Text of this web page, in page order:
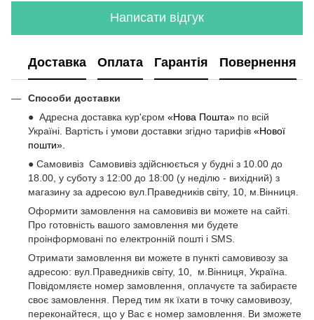
Написати відгук
Доставка Оплата Гарантія Повернення
Способи доставки
● Адресна доставка кур'єром «Нова Пошта» по всій
Україні. Вартість і умови доставки згідно тарифів «Нової
пошти».
● Самовивіз Самовивіз здійснюється у будні з 10.00 до
18.00, у суботу з 12:00 до 18:00 (у неділю - вихідний) з
магазину за адресою вул.Праведників світу, 10, м.Вінниця.
Оформити замовлення на самовивіз ви можете на сайті.
Про готовність вашого замовлення ми будете
проінформовані по електронній пошті і SMS.
Отримати замовлення ви можете в пункті самовивозу за
адресою: вул.Праведників світу, 10, м.Вінниця, Україна.
Повідомляєте номер замовлення, оплачуєте та забираєте
своє замовлення. Перед тим як їхати в точку самовивозу,
переконайтеся, що у Вас є номер замовлення. Ви зможете